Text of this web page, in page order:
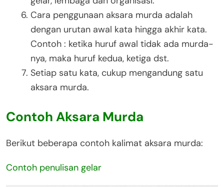
Cara penggunaan aksara murda adalah
dengan urutan awal kata hingga akhir kata.
Contoh : ketika huruf awal tidak ada murda-
nya, maka huruf kedua, ketiga dst.
Setiap satu kata, cukup mengandung satu
aksara murda.
Contoh Aksara Murda
Berikut beberapa contoh kalimat aksara murda:
Contoh penulisan gelar